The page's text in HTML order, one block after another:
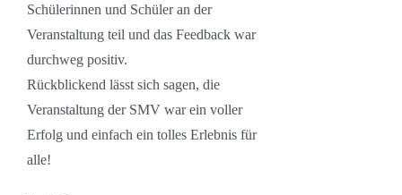
Schülerinnen und Schüler an der
Veranstaltung teil und das Feedback war
durchweg positiv.
Rückblickend lässt sich sagen, die
Veranstaltung der SMV war ein voller
Erfolg und einfach ein tolles Erlebnis für
alle!